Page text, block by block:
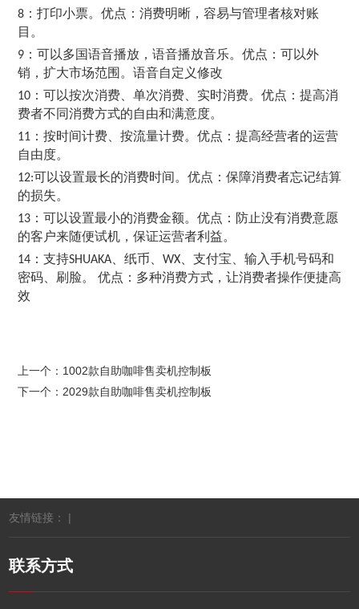
8：打印小票。优点：消费明晰，容易与管理者核对账
目。
9：可以多国语音播放，语音播放音乐。优点：可以外
销，扩大市场范围。语音自定义修改
10：可以按次消费、单次消费、实时消费。优点：提高消
费者不同消费方式的自由和满意度。
11 ：按时间计费、按流量计费。优点：提高经营者的运营
自由度。
12:可以设置最长的消费时间。优点：保障消费者忘记结算
的损失。
13：可以设置最小的消费金额。优点：防止没有消费意愿
的客户来随便试机，保证运营者利益。
14：支持SHUAKA、纸币、 WX、支付宝、输入手机号码和
密码、刷脸。 优点：多种消费方式，让消费者操作便捷高
效
上一个： 1002款自助咖啡售卖机控制板
下一个： 2029款自助咖啡售卖机控制板
友情链接： |
联系方式